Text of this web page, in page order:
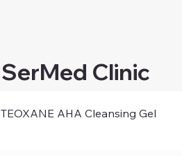
SerMed Clinic
TEOXANE AHA Cleansing Gel